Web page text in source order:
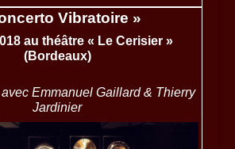
Vibratoire »
au théâtre « Le Cerisier »
(Bordeaux)
Emmanuel Gaillard & Thierry
Jardinier